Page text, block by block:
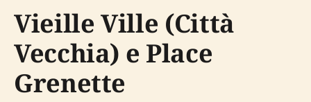
Vieille Ville (Città
Vecchia) e Place
Grenette